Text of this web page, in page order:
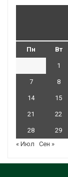
Пн Вт
1
7 8
14 15
21 22
28 29
« Июл
Сен »